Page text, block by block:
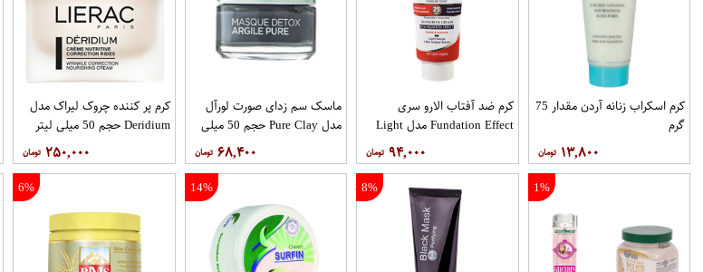
کرم اسکراب زنانه آردن مقدار 75
گرم
۱۳,۸۰۰
کرم ضد آفتاب الارو سری
Fundation Effect مدل Light
Beige SPF25 حجم 40 میلی
لیتر
۹۴,۰۰۰
ماسک سم زدای صورت لورآل
مدل Pure Clay حجم 50 میلی
۶۸,۴۰۰
کرم پر کننده چروک لیراک مدل
Deridium حجم 50 میلی لیتر
۲۵۰,۰۰۰
1%
8%
14%
6%